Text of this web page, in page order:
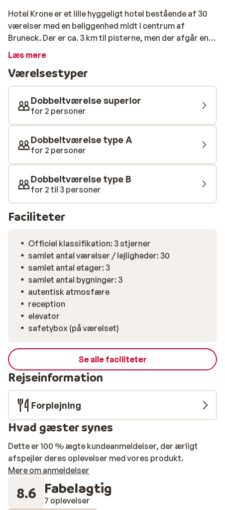
Hotel Krone er et lille hyggeligt hotel bestående af 30
værelser med en beliggenhed midt i centrum af
Bruneck. Der er ca. 3 km til pisterne, men der afgår en
shuttlebus i nærheden af hotellet, som bringer dig
simpelt indrettede med plads til 3 personer. Hotellet
tilbyder glimrende spafaciliteter med blandt andet
pool, sauna, solarium og jacuzzi. Dit ophold er med
halvpension så du både morgen og aften kan nyde et
godt måltid med lokale specialiteter på Hotel Krone.
Læs mere
Værelsestyper
Dobbeltværelse superior
for 2 personer
Dobbeltværelse type A
for 2 personer
Dobbeltværelse type B
for 2 til 3 personer
Faciliteter
Officiel klassifikation: 3 stjerner
samlet antal værelser / lejligheder: 30
samlet antal etager: 3
samlet antal bygninger: 3
autentisk atmosfære
reception
elevator
safetybox (på værelset)
Se alle faciliteter
Rejseinformation
Forplejning
Hvad gæster synes
Dette er 100 % ægte kundeanmeldelser, der ærligt
afspejler deres oplevelser med vores produkt.
Mere om anmeldelser
8.6 Fabelagtig
7 oplevelser